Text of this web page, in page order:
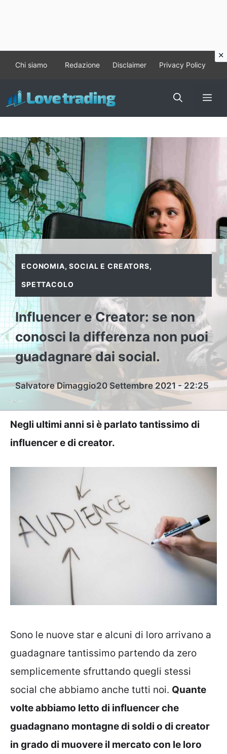
contenuto
Chi siamo Redazione Disclaimer Privacy Policy
ECONOMIA,SOCIAL E CREATORS,
SPETTACOLO
Influencer e Creator: se non
conosci la differenza non puoi
guadagnare dai social.
Salvatore Dimaggio20 Settembre 2021 - 22:25
Negli ultimi anni si è parlato tantissimo di
influencer e di creator.
Sono le nuove star e alcuni di loro arrivano a
guadagnare tantissimo partendo da zero
semplicemente sfruttando quegli stessi
social che abbiamo anche tutti noi. Quante
volte abbiamo letto di influencer che
guadagnano montagne di soldi o di creator
in grado di muovere il mercato con le loro